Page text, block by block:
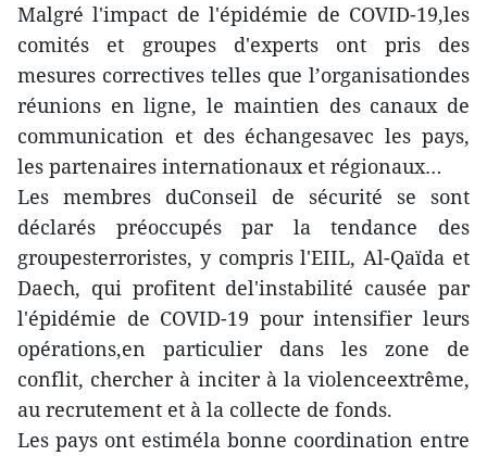
Malgré l'impact de l'épidémie de COVID-19,les
comités et groupes d'experts ont pris des
mesures correctives telles que l’organisationdes
réunions en ligne, le maintien des canaux de
communication et des échangesavec les pays,
les partenaires internationaux et régionaux…
Les membres duConseil de sécurité se sont
déclarés préoccupés par la tendance des
groupesterroristes, y compris l'EIIL, Al-Qaïda et
Daech, qui profitent del'instabilité causée par
l'épidémie de COVID-19 pour intensifier leurs
opérations,en particulier dans les zone de
conflit, chercher à inciter à la violenceextrême,
au recrutement et à la collecte de fonds.
Les pays ont estiméla bonne coordination entre